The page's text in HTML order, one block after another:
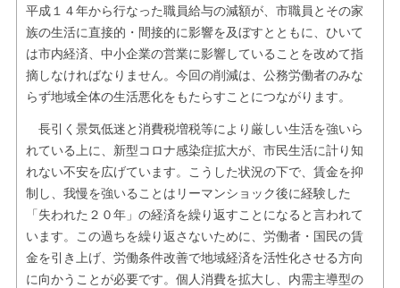
平成１４年から行なった職員給与の減額が、市職員とその家
族の生活に直接的・間接的に影響を及ぼすとともに、ひいて
は市内経済、中小企業の営業に影響していることを改めて指
摘しなければなりません。今回の削減は、公務労働者のみな
らず地域全体の生活悪化をもたらすことにつながります。
長引く景気低迷と消費税増税等により厳しい生活を強いら
れている上に、新型コロナ感染症拡大が、市民生活に計り知
れない不安を広げています。こうした状況の下で、賃金を抑
制し、我慢を強いることはリーマンショック後に経験した
「失われた２０年」の経済を繰り返すことになると言われて
います。この過ちを繰り返さないために、労働者・国民の賃
金を引き上げ、労働条件改善で地域経済を活性化させる方向
に向かうことが必要です。個人消費を拡大し、内需主導型の